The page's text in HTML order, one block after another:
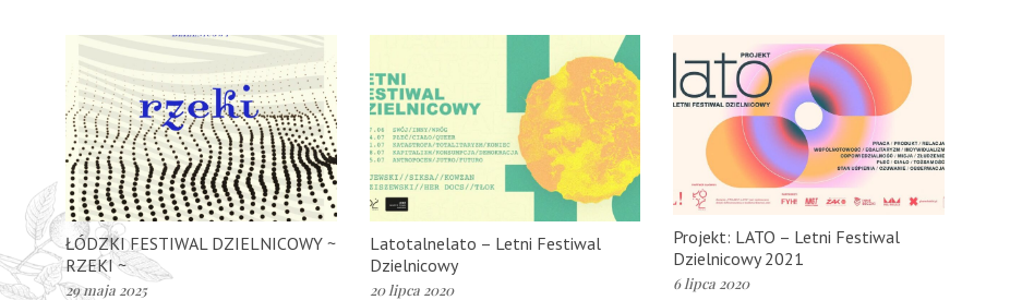
ŁÓDZKI FESTIWAL DZIELNICOWY ~
RZEKI ~
29 maja 2025
Latotalnelato – Letni Festiwal
Dzielnicowy
20 lipca 2020
Projekt: LATO – Letni Festiwal
Dzielnicowy 2021
6 lipca 2020